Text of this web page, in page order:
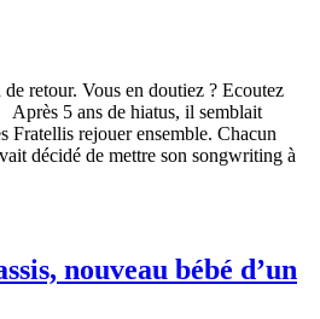
retour. Vous en doutiez ? Ecoutez
5 ans de hiatus, il semblait
Fratellis rejouer ensemble. Chacun
décidé de mettre son songwriting à
nouveau bébé d’un